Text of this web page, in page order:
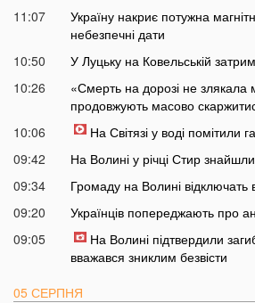
11:07
Україну накриє потужна
небезпечні дати
10:50
У Луцьку на Ковельській
10:26
«Смерть на дорозі не злякала
продовжують масово
10:06
На Світязі у воді помітили
09:42
На Волині у річці Стир
09:34
Громаду на Волині відключать
09:20
Українців попереджають про
09:05
На Волині підтвердили
вважався зниклим безвісти
05 СЕРПНЯ